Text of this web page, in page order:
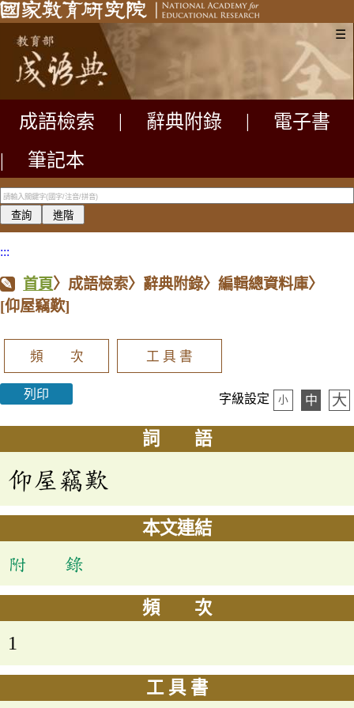
☰
成語檢索 辭典附錄
電子書
|
筆記本
:::
首頁〉成語檢索〉辭典附錄〉編輯總資料庫〉
[仰屋竊歎]
頻 次 工 具 書
列印 字級設定 小 中 大
詞 語
仰屋竊歎
本文連結
附 錄
頻 次
1
工 具 書